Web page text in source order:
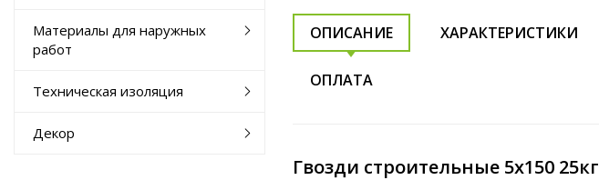
Материалы для наружных
работ
Техническая изоляция
Декор
ОПИСАНИЕ ХАРАКТЕРИСТИКИ
ОПЛАТА
Гвозди строительные 5x150 25кг